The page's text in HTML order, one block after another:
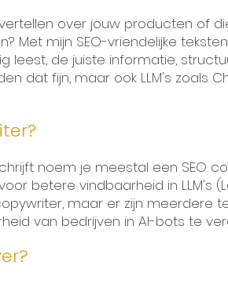
over jouw producten of
Met mijn SEO-vriendelijke
leest, de juiste informatie,
dat fijn, maar ook LLM's zoals
noem je meestal een SEO
betere vindbaarheid in LLM's
maar er zijn meerdere
van bedrijven in AI-bots te